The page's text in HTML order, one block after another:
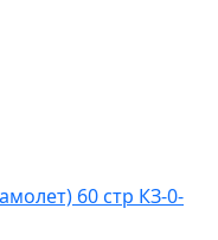
60 стр КЗ-0-